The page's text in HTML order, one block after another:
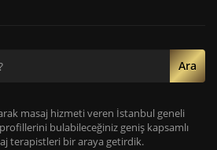
Ara
masaj hizmeti veren İstanbul geneli
bulabileceğiniz geniş kapsamlı
terapistleri bir araya getirdik.